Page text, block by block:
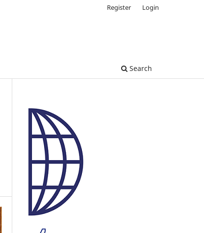
Search
Register Login